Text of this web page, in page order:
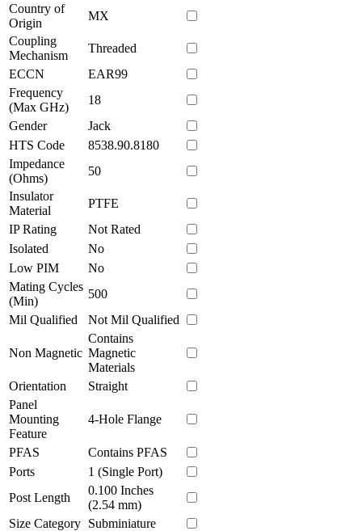
Country of
Origin
MX
Coupling
Mechanism
Threaded
ECCN
EAR99
Frequency
(Max GHz)
18
Gender
Jack
HTS Code
8538.90.8180
Impedance
(Ohms)
50
Insulator
Material
PTFE
IP Rating
Not Rated
Isolated
No
Low PIM
No
Mating Cycles
(Min)
500
Mil Qualified
Not Mil Qualified
Non Magnetic
Contains
Magnetic
Materials
Orientation
Straight
Panel
Mounting
Feature
4-Hole Flange
PFAS
Contains PFAS
Ports
1 (Single Port)
Post Length
0.100 Inches
(2.54 mm)
Size Category Subminiature